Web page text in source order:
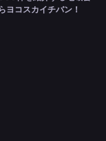
ヨコスカイチバン！